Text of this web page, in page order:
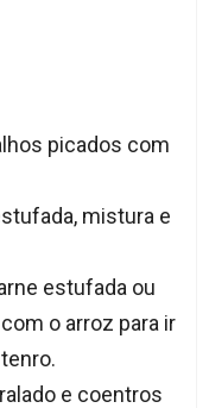
picados com
mistura e
estufada ou
o arroz para ir
e coentros